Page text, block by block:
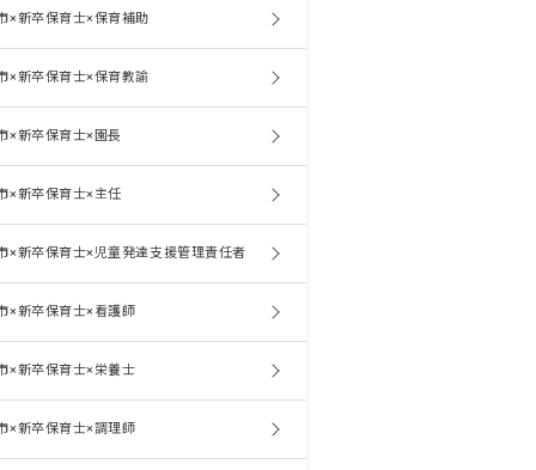
×新卒保育士×保育補助
×新卒保育士×保育教諭
×新卒保育士×園長
×新卒保育士×主任
×新卒保育士×児童発達支援管理責任者
×新卒保育士×看護師
×新卒保育士×栄養士
×新卒保育士×調理師